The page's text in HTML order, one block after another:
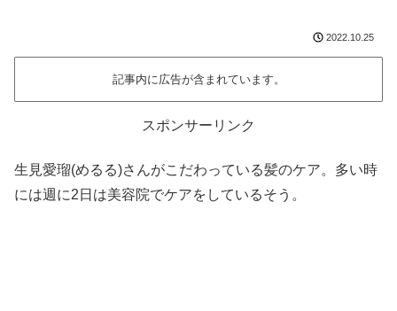
2022.10.25
記事内に広告が含まれています。
スポンサーリンク
生見愛瑠(めるる)さんがこだわっている髪のケア。多い時
には週に2日は美容院でケアをしているそう。